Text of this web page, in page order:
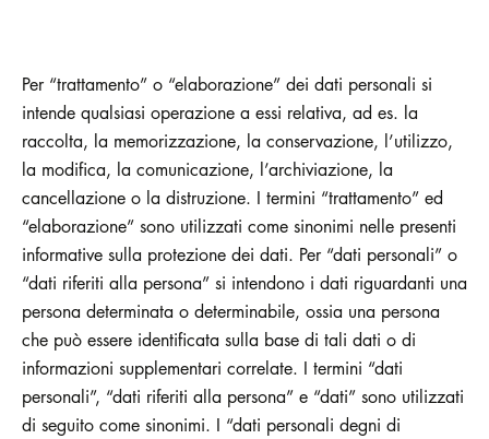
Per “trattamento” o “elaborazione” dei dati personali si
intende qualsiasi operazione a essi relativa, ad es. la
raccolta, la memorizzazione, la conservazione, l’utilizzo,
la modifica, la comunicazione, l’archiviazione, la
cancellazione o la distruzione. I termini “trattamento” ed
“elaborazione” sono utilizzati come sinonimi nelle presenti
informative sulla protezione dei dati. Per “dati personali” o
“dati riferiti alla persona” si intendono i dati riguardanti una
persona determinata o determinabile, ossia una persona
che può essere identificata sulla base di tali dati o di
informazioni supplementari correlate. I termini “dati
personali”, “dati riferiti alla persona” e “dati” sono utilizzati
di seguito come sinonimi. I “dati personali degni di